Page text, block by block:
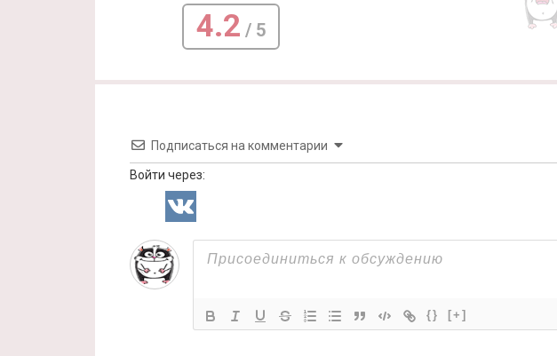
4.2 / 5
Подписаться на комментарии
Войти через:
{} [+]